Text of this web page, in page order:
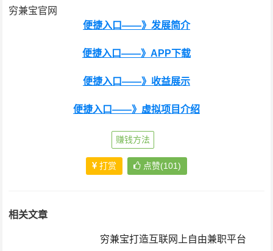
穷兼宝官网
便捷入口——》发展简介
便捷入口——》APP下载
便捷入口——》收益展示
便捷入口——》虚拟项目介绍
赚钱方法
打赏 点赞(101)
相关文章
穷兼宝打造互联网上自由兼职平台